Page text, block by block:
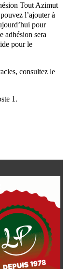
Tout Azimut
l’ajouter à
pour
adhésion sera
pour le
consultez le
1.